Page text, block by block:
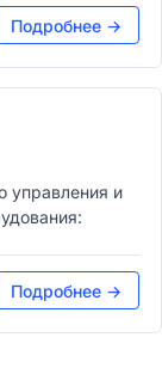
Подробнее →
управления и
Подробнее →